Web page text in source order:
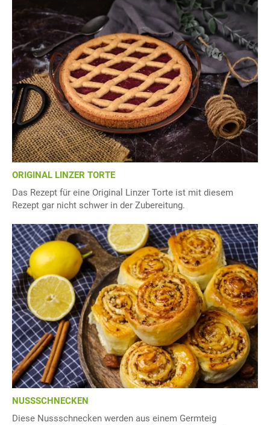
ORIGINAL LINZER TORTE
Das Rezept für eine Original Linzer Torte ist mit diesem
Rezept gar nicht schwer in der Zubereitung.
NUSSSCHNECKEN
Diese Nussschnecken werden aus einem Germteig